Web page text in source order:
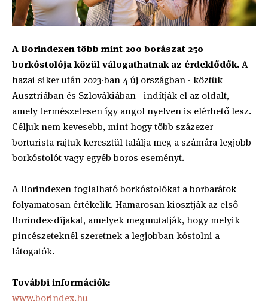
A Borindexen több mint 200 borászat 250
borkóstolója közül válogathatnak az érdeklődők.A
hazai siker után 2023-ban 4 új országban - köztük
Ausztriában és Szlovákiában - indítják el az oldalt,
amely természetesen így angol nyelven is elérhető lesz.
Céljuk nem kevesebb, mint hogy több százezer
borturista rajtuk keresztül találja meg a számára legjobb
borkóstolót vagy egyéb boros eseményt.
A Borindexen foglalható borkóstolókat a borbarátok
folyamatosan értékelik. Hamarosan kiosztják az első
Borindex-díjakat, amelyek megmutatják, hogy melyik
pincészeteknél szeretnek a legjobban kóstolni a
látogatók.
További információk:
www.borindex.hu